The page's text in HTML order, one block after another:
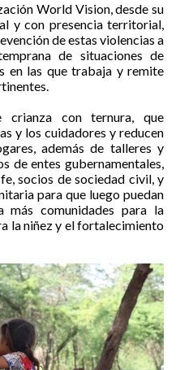
World Vision, desde su
y con presencia territorial,
de estas violencias a
de situaciones de
en las que trabaja y remite
crianza con ternura, que
y los cuidadores y reducen
además de talleres y
de entes gubernamentales,
socios de sociedad civil, y
para que luego puedan
más comunidades para la
la niñez y el fortalecimiento